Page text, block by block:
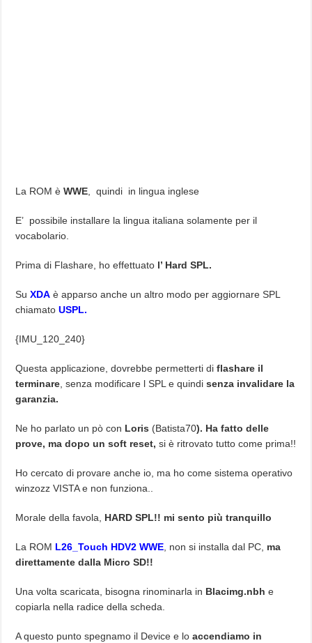
La ROM èWWE , quindi in lingua inglese
E’ possibile installare la lingua italiana solamente per il
vocabolario.
Prima di Flashare, ho effettuato l’ Hard SPL.
Su XDA è apparso anche un altro modo per aggiornare SPL
chiamatoUSPL.
{IMU_120_240}
Questa applicazione, dovrebbe permetterti diflashare il
terminare , senza modificare l SPL e quindisenza invalidare la
garanzia.
Ne ho parlato un pò con Loris (Batista70). Ha fatto delle
prove, ma dopo un soft reset, si è ritrovato tutto come prima!!
Ho cercato di provare anche io, ma ho come sistema operativo
winzozz VISTA e non funziona..
Morale della favola, HARD SPL!! mi sento più tranquillo
La ROM L26_Touch HDV2 WWE , non si installa dal PC, ma
direttamente dalla Micro SD!!
Una volta scaricata, bisogna rinominarla in Blacimg.nbh e
copiarla nella radice della scheda.
A questo punto spegnamo il Device e loaccendiamo in